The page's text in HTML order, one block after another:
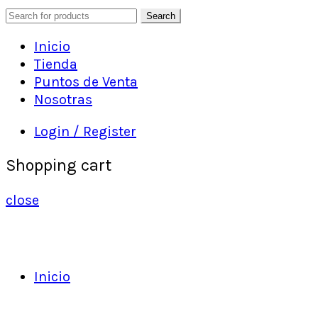
Search
Inicio
Tienda
Puntos de Venta
Nosotras
Login / Register
Shopping cart
close
Inicio